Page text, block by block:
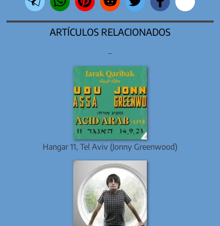
ARTÍCULOS RELACIONADOS
–
Hangar 11, Tel Aviv (Jonny Greenwood)